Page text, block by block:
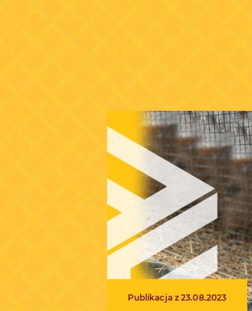
Publikacja z 23.08.2023